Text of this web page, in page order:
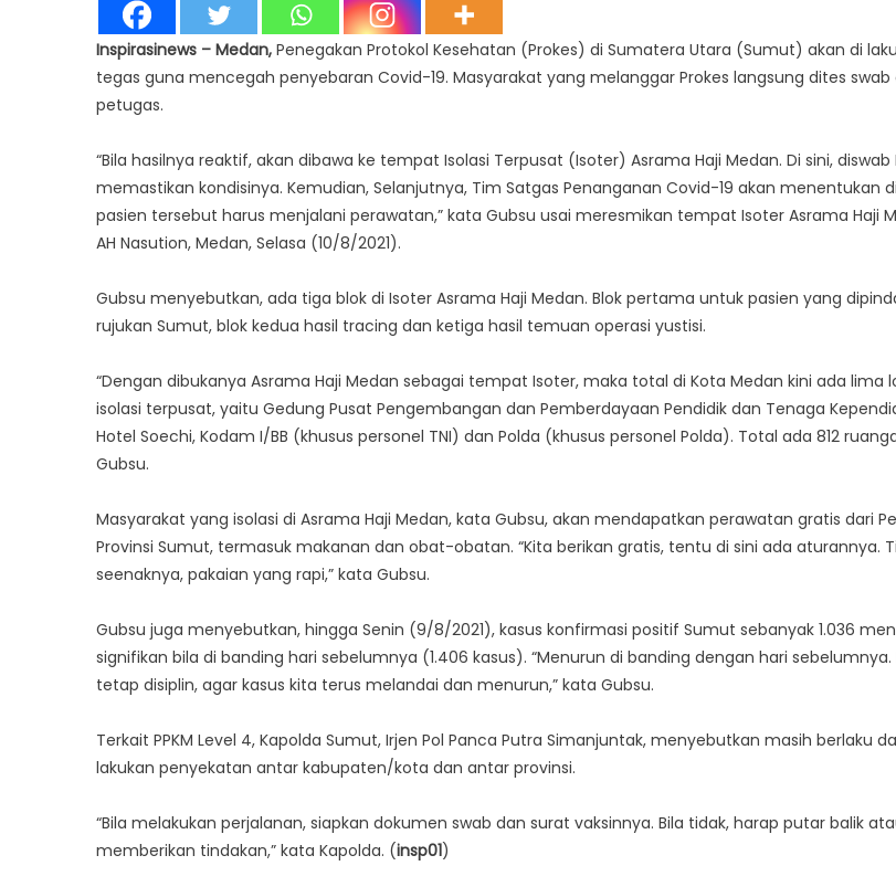
Inspirasinews – Medan, Penegakan Protokol Kesehatan (Prokes) di Sumatera Utara (Sumut) akan di
tegas guna mencegah penyebaran Covid-19. Masyarakat yang melanggar Prokes langsung dites
petugas.
“Bila hasilnya reaktif, akan dibawa ke tempat Isolasi Terpusat (Isoter) Asrama Haji Medan. Di sini, diswab
memastikan kondisinya. Kemudian, Selanjutnya, Tim Satgas Penanganan Covid-19 akan menentukan
pasien tersebut harus menjalani perawatan,” kata Gubsu usai meresmikan tempat Isoter Asrama Haji
AH Nasution, Medan, Selasa (10/8/2021).
Gubsu menyebutkan, ada tiga blok di Isoter Asrama Haji Medan. Blok pertama untuk pasien yang
rujukan Sumut, blok kedua hasil tracing dan ketiga hasil temuan operasi yustisi.
“Dengan dibukanya Asrama Haji Medan sebagai tempat Isoter, maka total di Kota Medan kini ada lima
isolasi terpusat, yaitu Gedung Pusat Pengembangan dan Pemberdayaan Pendidik dan Tenaga
Hotel Soechi, Kodam I/BB (khusus personel TNI) dan Polda (khusus personel Polda). Total ada 812
Gubsu.
Masyarakat yang isolasi di Asrama Haji Medan, kata Gubsu, akan mendapatkan perawatan gratis dari
Provinsi Sumut, termasuk makanan dan obat-obatan. “Kita berikan gratis, tentu di sini ada aturannya.
seenaknya, pakaian yang rapi,” kata Gubsu.
Gubsu juga menyebutkan, hingga Senin (9/8/2021), kasus konfirmasi positif Sumut sebanyak 1.036
signifikan bila di banding hari sebelumnya (1.406 kasus). “Menurun di banding dengan hari sebelumnya.
tetap disiplin, agar kasus kita terus melandai dan menurun,” kata Gubsu.
Terkait PPKM Level 4, Kapolda Sumut, Irjen Pol Panca Putra Simanjuntak, menyebutkan masih berlaku
lakukan penyekatan antar kabupaten/kota dan antar provinsi.
“Bila melakukan perjalanan, siapkan dokumen swab dan surat vaksinnya. Bila tidak, harap putar balik
memberikan tindakan,” kata Kapolda. (insp01)